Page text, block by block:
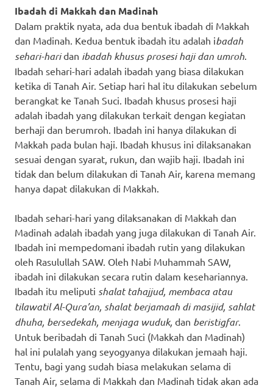
Ibadah di Makkah dan Madinah
Dalam praktik nyata, ada dua bentuk ibadah di Makkah
dan Madinah. Kedua bentuk ibadah itu adalah ibadah
sehari-haridan ibadah khusus prosesi haji dan umroh
Ibadah sehari-hari adalah ibadah yang biasa dilakukan
ketika di Tanah Air. Setiap hari hal itu dilakukan sebelum
berangkat ke Tanah Suci. Ibadah khusus prosesi haji
adalah ibadah yang dilakukan terkait dengan kegiatan
berhaji dan berumroh. Ibadah ini hanya dilakukan di
Makkah pada bulan haji. Ibadah khusus ini dilaksanakan
sesuai dengan syarat, rukun, dan wajib haji. Ibadah ini
tidak dan belum dilakukan di Tanah Air, karena memang
hanya dapat dilakukan di Makkah.
Ibadah sehari-hari yang dilaksanakan di Makkah dan
Madinah adalah ibadah yang juga dilakukan di Tanah Air.
Ibadah ini mempedomani ibadah rutin yang dilakukan
oleh Rasulullah SAW. Oleh Nabi Muhammah SAW,
ibadah ini dilakukan secara rutin dalam kesehariannya.
Ibadah itu meliputi shalat tahajjud, membaca atau
tilawatil Al-Qura’an, shalat berjamaah di masijid, sahlat
dhuha, bersedekah, menjaga wuduk, dan beristigfar.
Untuk beribadah di Tanah Suci (Makkah dan Madinah)
hal ini pulalah yang seyogyanya dilakukan jemaah haji.
Tentu, bagi yang sudah biasa melakukan selama di
Tanah Air, selama di Makkah dan Madinah tidak akan ada